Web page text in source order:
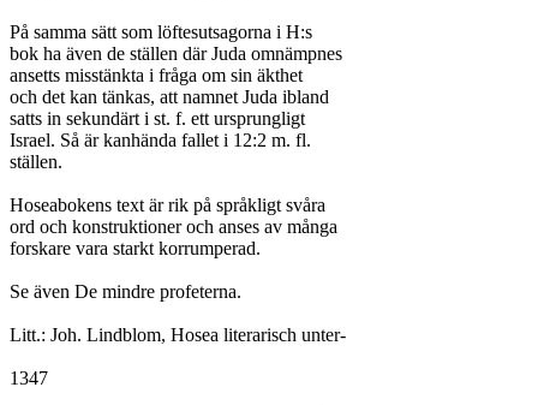
På samma sätt som löftesutsagorna i H:s
bok ha även de ställen där Juda omnämpnes
ansetts misstänkta i fråga om sin äkthet
och det kan tänkas, att namnet Juda ibland
satts in sekundärt i st. f. ett ursprungligt
Israel. Så är kanhända fallet i 12:2 m. fl.
ställen.
Hoseabokens text är rik på språkligt svåra
ord och konstruktioner och anses av många
forskare vara starkt korrumperad.
Se även De mindre profeterna.
Litt.: Joh. Lindblom, Hosea literarisch unter-
1347